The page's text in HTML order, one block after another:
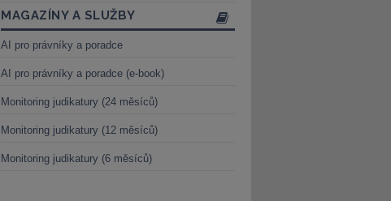
MAGAZÍNY A SLUŽBY
AI pro právníky a poradce
AI pro právníky a poradce (e-book)
Monitoring judikatury (24 měsíců)
Monitoring judikatury (12 měsíců)
Monitoring judikatury (6 měsíců)